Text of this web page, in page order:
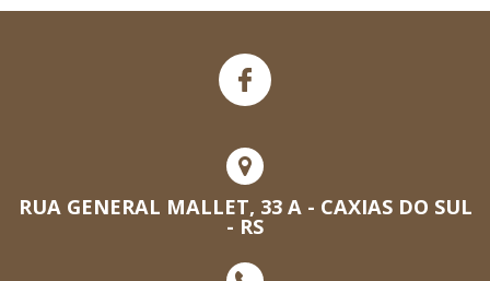
RUA GENERAL MALLET, 33 A - CAXIAS DO SUL
- RS